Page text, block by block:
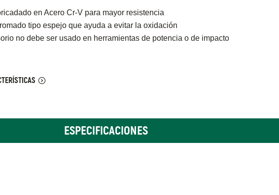
en Acero Cr-V para mayor resistencia
tipo espejo que ayuda a evitar la oxidación
no debe ser usado en herramientas de potencia o de impacto
ESPECIFICACIONES